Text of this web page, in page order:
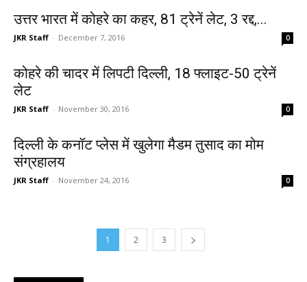
उत्तर भारत में कोहरे का कहर, 81 ट्रेनें लेट, 3 रद्द,...
JKR Staff - December 7, 2016 0
कोहरे की चादर में लिपटी दिल्ली, 18 फ्लाइट-50 ट्रेनें
लेट
JKR Staff - November 30, 2016 0
दिल्ली के कनॉट प्लेस में खुलेगा मैडम तुसाद का मोम
संग्रहालय
JKR Staff - November 24, 2016 0
1 2 3